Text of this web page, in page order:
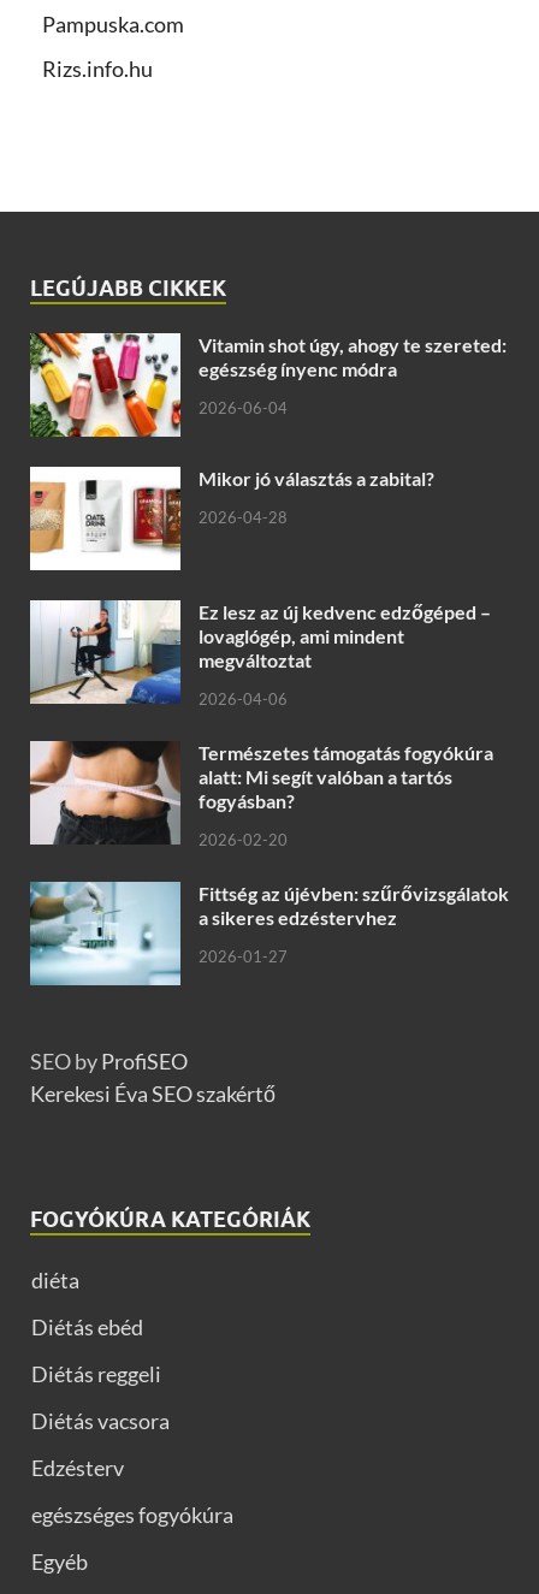
Pampuska.com
Rizs.info.hu
LEGÚJABB CIKKEK
Vitamin shot úgy, ahogy te szereted:
egészség ínyenc módra
2026-06-04
Mikor jó választás a zabital?
2026-04-28
Ez lesz az új kedvenc edzőgéped –
lovaglógép, ami mindent
megváltoztat
2026-04-06
Természetes támogatás fogyókúra
alatt: Mi segít valóban a tartós
fogyásban?
2026-02-20
Fittség az újévben: szűrővizsgálatok
a sikeres edzéstervhez
2026-01-27
SEO byProfiSEO
Kerekesi Éva SEO szakértő
FOGYÓKÚRA KATEGÓRIÁK
diéta
Diétás ebéd
Diétás reggeli
Diétás vacsora
Edzésterv
egészséges fogyókúra
Egyéb